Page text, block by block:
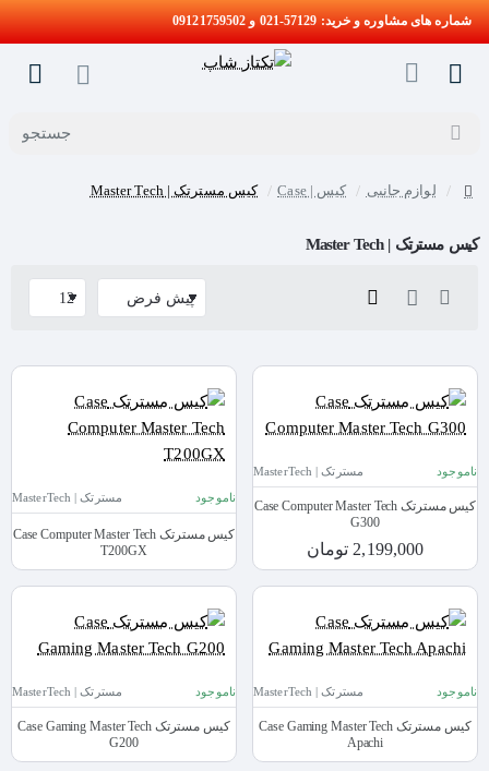
شماره های مشاوره و خرید: 57129-021 و 09121759502
جستجو
لوازم جانبی کیس | Case کیس مسترتک | Master Tech
کیس مسترتک | Master Tech
ناموجود مسترتک | MasterTech
کیس مسترتک Case Computer Master Tech
G300
2,199,000 تومان
ناموجود مسترتک | MasterTech
کیس مسترتک Case Computer Master Tech
T200GX
ناموجود مسترتک | MasterTech
کیس مسترتک Case Gaming Master Tech
Apachi
ناموجود مسترتک | MasterTech
کیس مسترتک Case Gaming Master Tech
G200